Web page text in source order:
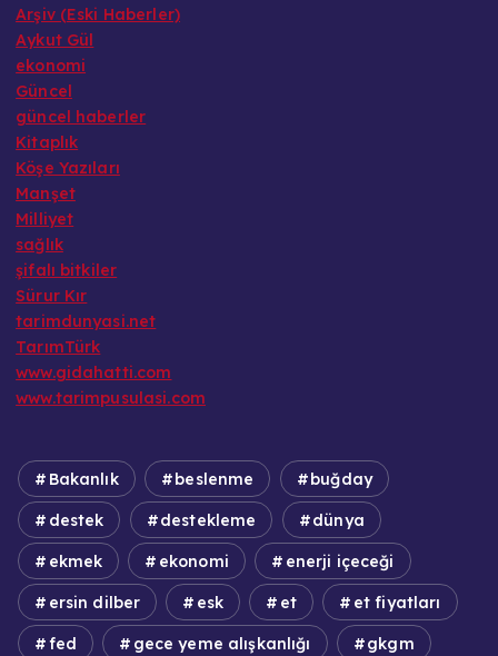
Arşiv (Eski Haberler)
Aykut Gül
ekonomi
Güncel
güncel haberler
Kitaplık
Köşe Yazıları
Manşet
Milliyet
sağlık
şifalı bitkiler
Sürur Kır
tarimdunyasi.net
TarımTürk
www.gidahatti.com
www.tarimpusulasi.com
Bakanlık beslenme buğday
destek destekleme dünya
ekmek ekonomi enerji içeceği
ersin dilber esk et et fiyatları
fed gece yeme alışkanlığı gkgm